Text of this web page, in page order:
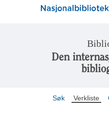
Den
Søk Verkliste